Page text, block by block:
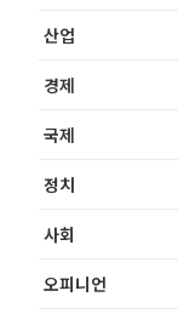
산업
경제
국제
정치
사회
오피니언